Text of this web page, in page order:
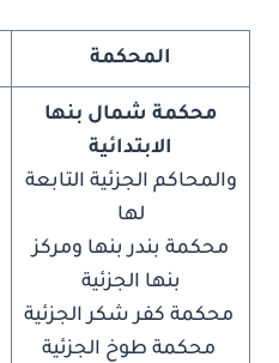
المحكمة
محكمة شمال بنها
الابتدائية
والمحاكم الجزئية التابعة
لها
محكمة بندر بنها ومركز
بنها الجزئية
محكمة كفر شكر الجزئية
محكمة طوخ الجزئية